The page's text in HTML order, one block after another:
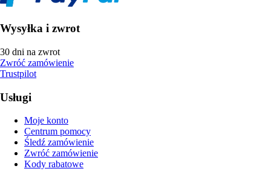
Wysyłka i zwrot
30 dni na zwrot
Zwróć zamówienie
Trustpilot
Usługi
Moje konto
Centrum pomocy
Śledź zamówienie
Zwróć zamówienie
Kody rabatowe